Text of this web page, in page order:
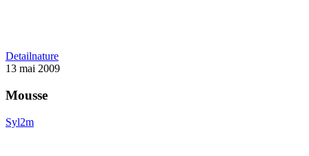
DetailnatureMousse
13 mai 2009
Mousse
Syl2m